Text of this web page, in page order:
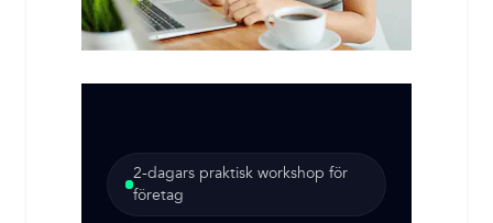
2-dagars praktisk workshop för
företag